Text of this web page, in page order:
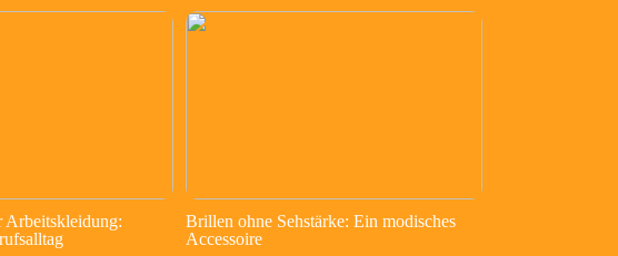
Brillen ohne Sehstärke: Ein modisches
Accessoire